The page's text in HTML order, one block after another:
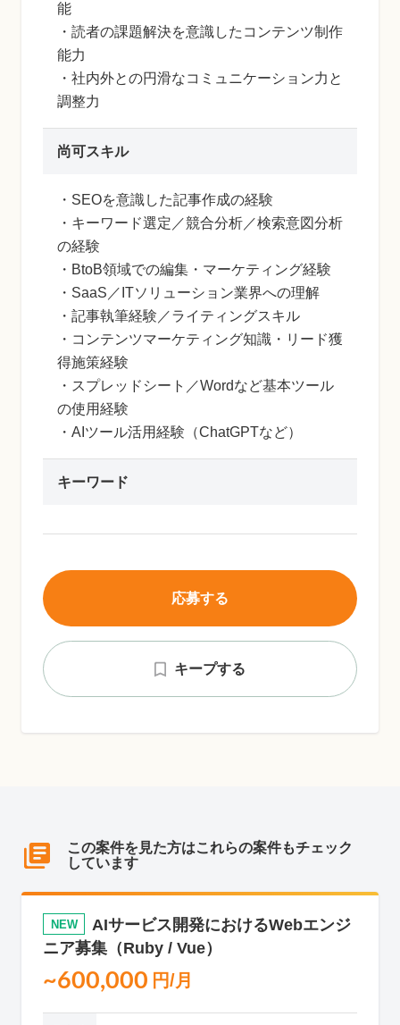
能
・読者の課題解決を意識したコンテンツ制作
能力
・社内外との円滑なコミュニケーション力と
調整力
尚可スキル
・SEOを意識した記事作成の経験
・キーワード選定／競合分析／検索意図分析
の経験
・BtoB領域での編集・マーケティング経験
・SaaS／ITソリューション業界への理解
・記事執筆経験／ライティングスキル
・コンテンツマーケティング知識・リード獲
得施策経験
・スプレッドシート／Wordなど基本ツール
の使用経験
・AIツール活用経験（ChatGPTなど）
キーワード
キープする
応募する
この案件を見た方はこれらの案件もチェック
しています
NEW
AIサービス開発におけるWebエンジ
ニア募集（Ruby / Vue）
~600,000 円/月